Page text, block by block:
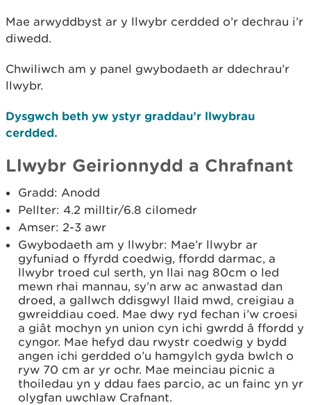
Mae arwyddbyst ar y llwybr cerdded o’r dechrau i’r
diwedd.
Chwiliwch am y panel gwybodaeth ar ddechrau’r
llwybr.
Dysgwch beth yw ystyr graddau’r llwybrau
cerdded.
Llwybr Geirionnydd a Chrafnant
Gradd: Anodd
Pellter: 4.2 milltir/6.8 cilomedr
Amser: 2-3 awr
Gwybodaeth am y llwybr: Mae’r llwybr ar
gyfuniad o ffyrdd coedwig, ffordd darmac, a
llwybr troed cul serth, yn llai nag 80cm o led
mewn rhai mannau, sy’n arw ac anwastad dan
droed, a gallwch ddisgwyl llaid mwd, creigiau a
gwreiddiau coed. Mae dwy ryd fechan i’w croesi
a giât mochyn yn union cyn ichi gwrdd â ffordd y
cyngor. Mae hefyd dau rwystr coedwig y bydd
angen ichi gerdded o’u hamgylch gyda bwlch o
ryw 70 cm ar yr ochr. Mae meinciau picnic a
thoiledau yn y ddau faes parcio, ac un fainc yn yr
olygfan uwchlaw Crafnant.